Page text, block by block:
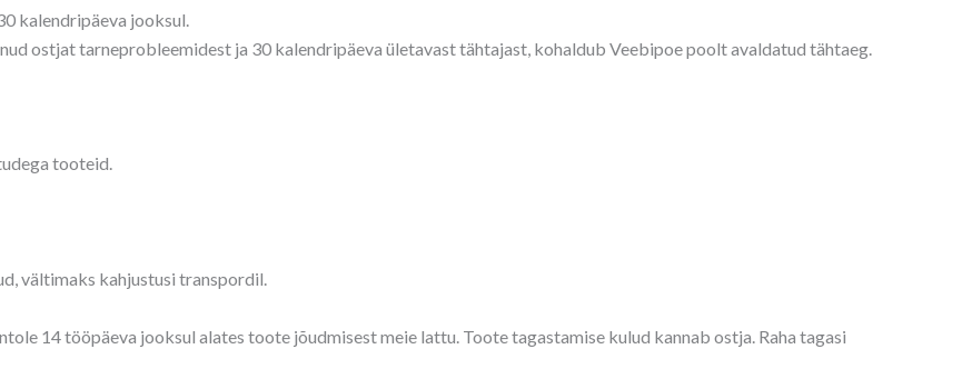
kalendripäeva jooksul.
ostjat tarneprobleemidest ja 30 kalendripäeva ületavast tähtajast, kohaldub Veebipoe poolt avaldatud tähtaeg.
tooteid.
vältimaks kahjustusi transpordil.
14 tööpäeva jooksul alates toote jõudmisest meie lattu. Toote tagastamise kulud kannab ostja. Raha tagasi